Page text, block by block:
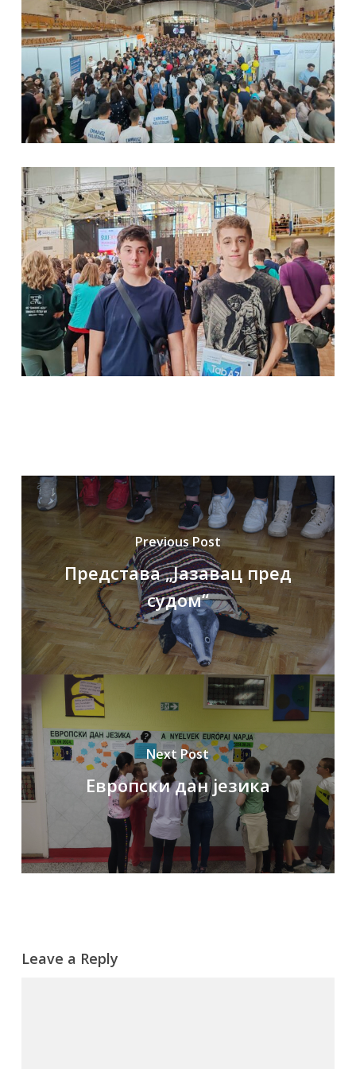
Previous Post
Представа „Јазавац пред
судом“
Next Post
Европски дан језика
Leave a Reply